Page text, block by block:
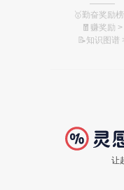
———
🥇勤奋奖励榜
🧧赚奖励 >
📝知识图谱
让